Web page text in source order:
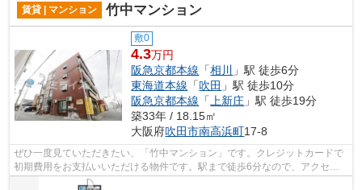
賃貸 | マンション 竹中マンション
敷0
4.3万円
阪急京都本線 「相川
」駅 徒歩6分
東海道本線 「吹田 」駅 徒歩10分
阪急京都本線 「上新庄 」駅 徒歩19分
築33年 / 18.15㎡
大阪府吹田市南高浜町17-8
ぜひ一度見ていただきたい、「竹中マンション」です。クレジットカードで
初期費用をお支払いいただける物件です。駅まで徒歩6分なので、アクセス
の良い物件です。高い信頼性が魅力の鉄...